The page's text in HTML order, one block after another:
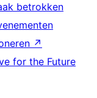
betrokken
↗
for the Future